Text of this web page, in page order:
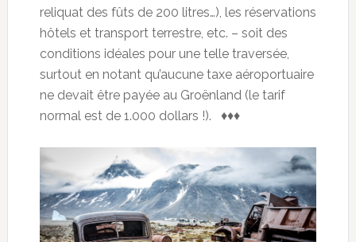
reliquat des fûts de 200 litres…), les réservations
hôtels et transport terrestre, etc. – soit des
conditions idéales pour une telle traversée,
surtout en notant qu’aucune taxe aéroportuaire
ne devait être payée au Groënland (le tarif
normal est de 1.000 dollars !). ♦♦♦